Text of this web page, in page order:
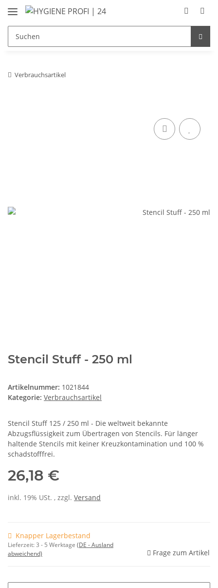
Verbrauchsartikel
Stencil Stuff - 250 ml
Artikelnummer: 1021844
Kategorie: Verbrauchsartikel
Stencil Stuff 125 / 250 ml - Die weltweit bekannte
Abzugsflüssigkeit zum Übertragen von Stencils. Für länger
haltende Stencils mit keiner Kreuzkontamination und 100 %
schadstofffrei.
26,18 €
inkl. 19% USt. , zzgl. Versand
Knapper Lagerbestand
Lieferzeit:3 - 5 Werktage (DE - Ausland
abweichend)
Frage zum Artikel